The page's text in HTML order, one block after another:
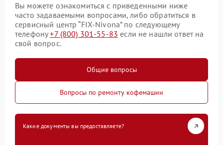
Вы можете ознакомиться с приведенными ниже
часто задаваемыми вопросами, либо обратиться в
сервисный центр “FIX-Nivona” по следующему
телефону+7 (800) 301-55-83 если не нашли ответ на
свой вопрос.
Общие вопросы
Вопросы по ремонту кофемашин
Какие документы вы предоставляете?